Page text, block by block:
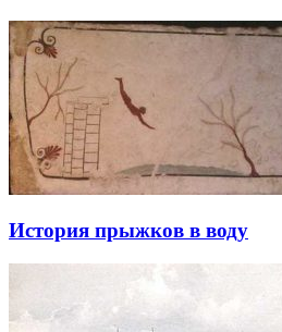
История прыжков в воду